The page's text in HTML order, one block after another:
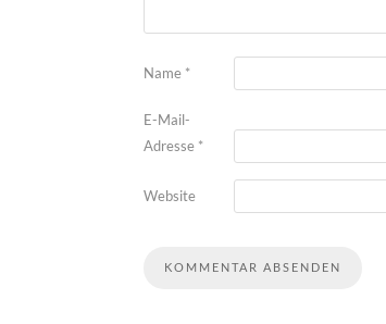
Name *
E-Mail-
Adresse *
Website